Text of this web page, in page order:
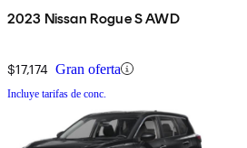
2023 Nissan Rogue S AWD
$17,174 Gran oferta
Incluye tarifas de conc.